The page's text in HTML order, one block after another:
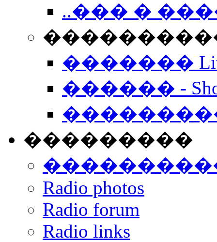
..��� �
����������
�������
������ -
���������
Radio photos
Radio forum
Radio links